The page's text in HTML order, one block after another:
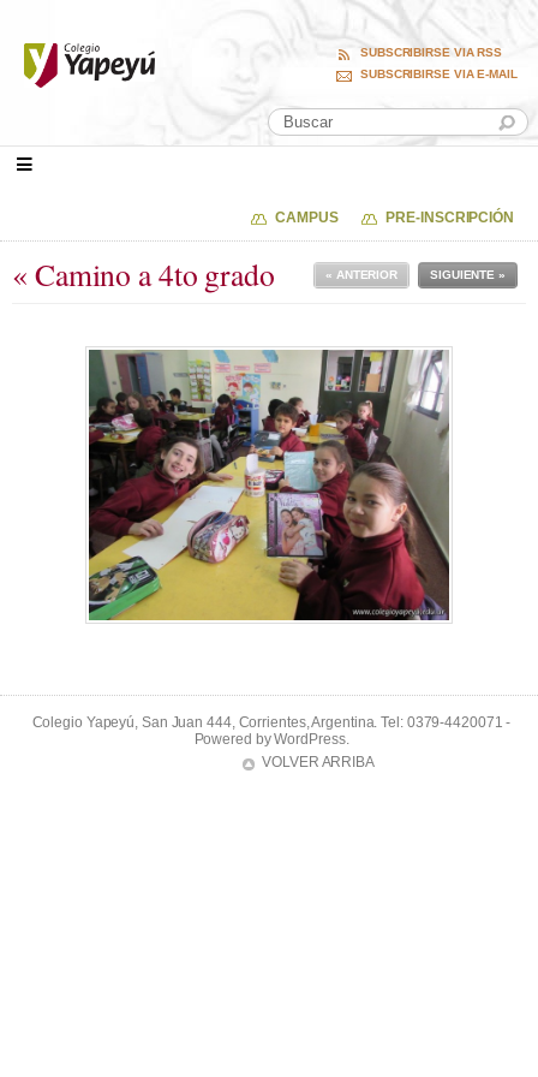
SUBSCRIBIRSE VIA RSS
SUBSCRIBIRSE VIA E-MAIL
CAMPUS PRE-INSCRIPCIÓN
« Camino a 4to grado SIGUIENTE »
« ANTERIOR
Colegio Yapeyú, San Juan 444, Corrientes, Argentina. Tel: 0379-4420071 -
Powered byWordPress.
VOLVER ARRIBA